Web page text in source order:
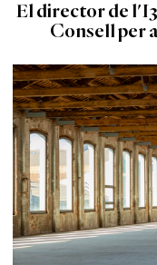
El director de
Consell per